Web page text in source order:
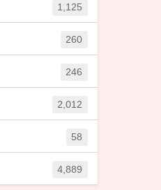
1,125
260
246
2,012
58
4,889